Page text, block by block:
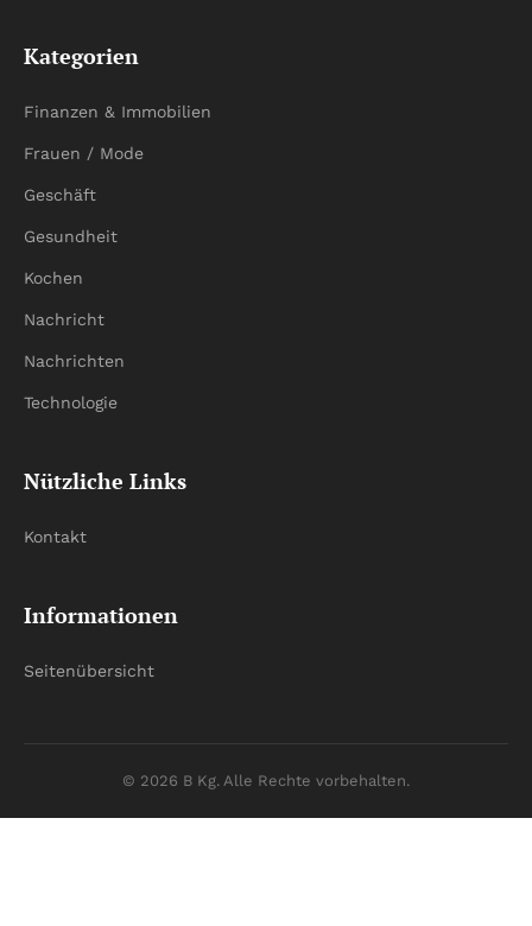
Kategorien
Finanzen & Immobilien
Frauen / Mode
Geschäft
Gesundheit
Kochen
Nachricht
Nachrichten
Technologie
Nützliche Links
Kontakt
Informationen
Seitenübersicht
© 2026 B Kg. Alle Rechte vorbehalten.